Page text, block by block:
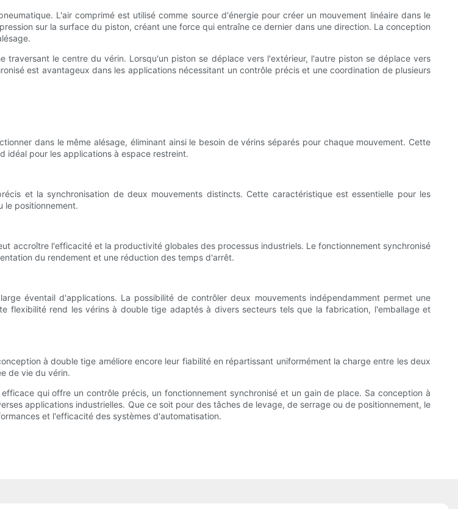
L'air comprimé est utilisé comme source d'énergie pour créer un mouvement linéaire dans le
sur la surface du piston, créant une force qui entraîne ce dernier dans une direction. La conception
le centre du vérin. Lorsqu'un piston se déplace vers l'extérieur, l'autre piston se déplace vers
est avantageux dans les applications nécessitant un contrôle précis et une coordination de plusieurs
dans le même alésage, éliminant ainsi le besoin de vérins séparés pour chaque mouvement. Cette
idéal pour les applications à espace restreint.
et la synchronisation de deux mouvements distincts. Cette caractéristique est essentielle pour les
le positionnement.
accroître l'efficacité et la productivité globales des processus industriels. Le fonctionnement synchronisé
du rendement et une réduction des temps d'arrêt.
éventail d'applications. La possibilité de contrôler deux mouvements indépendamment permet une
flexibilité rend les vérins à double tige adaptés à divers secteurs tels que la fabrication, l'emballage et
à double tige améliore encore leur fiabilité en répartissant uniformément la charge entre les deux
de vie du vérin.
qui offre un contrôle précis, un fonctionnement synchronisé et un gain de place. Sa conception à
applications industrielles. Que ce soit pour des tâches de levage, de serrage ou de positionnement, le
et l'efficacité des systèmes d'automatisation.